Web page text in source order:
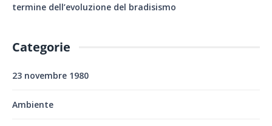
termine dell’evoluzione del bradisismo
Categorie
23 novembre 1980
Ambiente